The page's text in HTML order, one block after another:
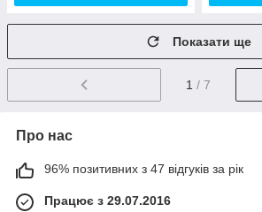
Показати ще
1 / 7
Про нас
96% позитивних з 47 відгуків за рік
Працює з 29.07.2016